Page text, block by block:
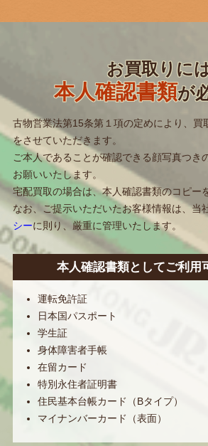
お買取りに
本人確認書類が
古物営業法第15条第１項の定めにより、買
をさせていただきます。
ご本人であることが確認できる顔写真つき
お願いいたします。
宅配買取の場合は、本人確認書類のコピー
なお、ご提示いただいたお客様情報は、当
シーに則り、厳重に管理いたします。
本人確認書類としてご利用
運転免許証
日本国パスポート
学生証
身体障害者手帳
在留カード
特別永住者証明書
住民基本台帳カード（Bタイプ）
マイナンバーカード（表面）